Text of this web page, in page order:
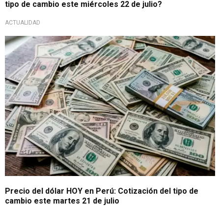
tipo de cambio este miércoles 22 de julio?
ACTUALIDAD
Tendencia económica
Precio del dólar HOY en Perú: Cotización del tipo de
cambio este martes 21 de julio